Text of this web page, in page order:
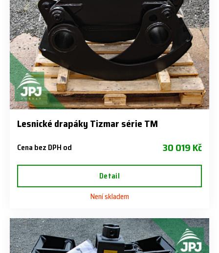
Lesnické drapáky Tizmar série TM
Cena bez DPH od 30 019 Kč
Detail
Není skladem